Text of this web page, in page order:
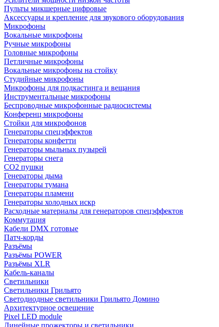
Пульты микшерные цифровые
Аксессуары и крепление для звукового оборудования
Микрофоны
Вокальные микрофоны
Ручные микрофоны
Головные микрофоны
Петличные микрофоны
Вокальные микрофоны на стойку
Студийные микрофоны
Микрофоны для подкастинга и вещания
Инструментальные микрофоны
Беспроводные микрофонные радиосистемы
Конференц микрофоны
Стойки для микрофонов
Генераторы спецэффектов
Генераторы конфетти
Генераторы мыльных пузырей
Генераторы снега
CO2 пушки
Генераторы дыма
Генераторы тумана
Генераторы пламени
Генераторы холодных искр
Расходные материалы для генераторов спецэффектов
Коммутация
Кабели DMX готовые
Патч-корды
Разъёмы
Разъёмы POWER
Разъёмы XLR
Кабель-каналы
Светильники
Светильники Грильято
Светодиодные светильники Грильято Домино
Архитектурное освещение
Pixel LED module
Линейные прожекторы и светильники